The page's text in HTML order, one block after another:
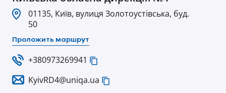
01135, Київ, вулиця Золотоустівська, буд.
50
Проложить маршрут
+380973269941
KyivRD4@uniqa.ua